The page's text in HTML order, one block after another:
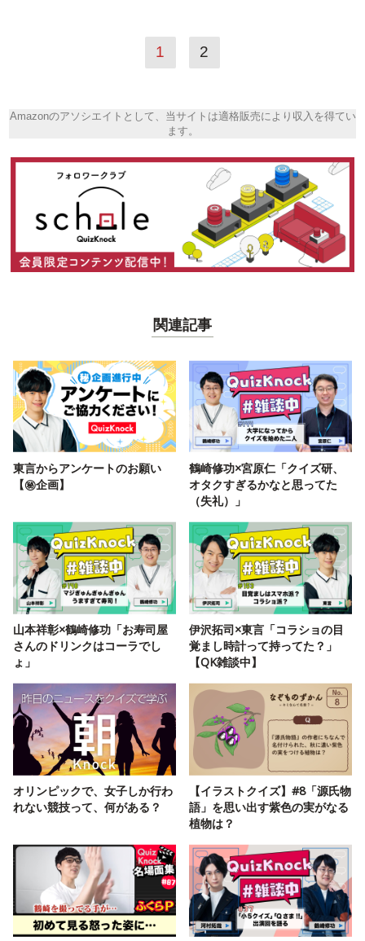
1 2
Amazonのアソシエイトとして、当サイトは適格販売により収入を得てい
ます。
関連記事
東言からアンケートのお願い
【㊙️企画】
鶴崎修功×宮原仁「クイズ研、
オタクすぎるかなと思ってた
（失礼）」
山本祥彰×鶴崎修功「お寿司屋
さんのドリンクはコーラでし
ょ」
伊沢拓司×東言「コラショの目
覚まし時計って持ってた？」
【QK雑談中】
オリンピックで、女子しか行わ
れない競技って、何がある？
【イラストクイズ】#8「源氏物
語」を思い出す紫色の実がなる
植物は？